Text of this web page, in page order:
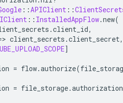
::APIClient ::
:: InstalledAppFlow.new(
.client_id,
> client_secrets .client_secret,
]
= flow.authorize(
= file_storage.authorization